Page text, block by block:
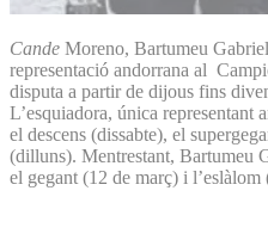
Cande Moreno, Bartumeu
representació andorrana al
disputa a partir de dijous fins
L’esquiadora, única representant
el descens (dissabte), el
(dilluns). Mentrestant, Bartumeu
el gegant (12 de març) i l’eslàlom